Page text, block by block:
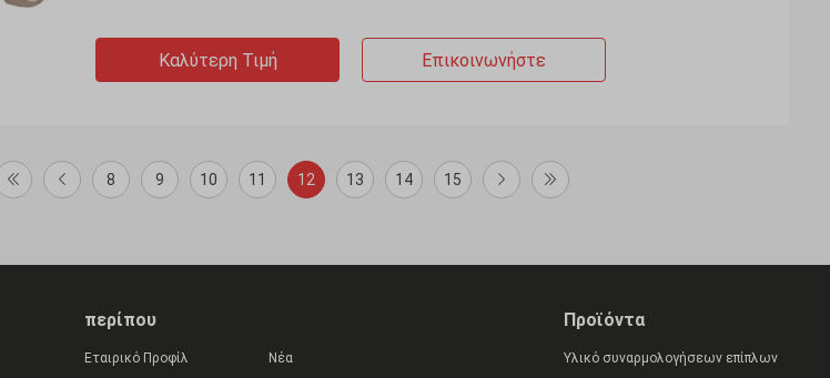
Καλύτερη Τιμή Επικοινωνήστε
8 9 10 11 12 13 14 15
περίπου
Εταιρικό Προφίλ Νέα
Προϊόντα
Υλικό συναρμολογήσεων επίπλων